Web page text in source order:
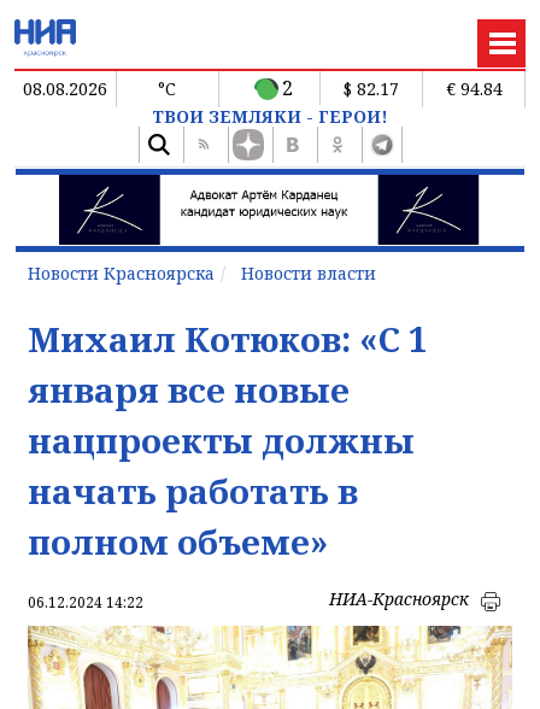
08.08.2026 °C 2 $ 82.17
€ 94.84
ТВОИ ЗЕМЛЯКИ - ГЕРОИ!
Новости Красноярска Новости власти
Михаил Котюков: «С 1
января все новые
нацпроекты должны
начать работать в
полном объеме»
06.12.2024 14:22 НИА-Красноярск